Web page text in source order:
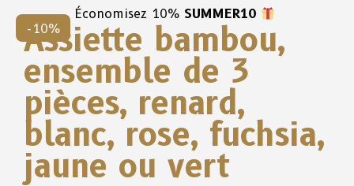
-10%
Économisez 10% SUMMER10
Assiette bambou,
ensemble de 3
pièces, renard,
blanc, rose, fuchsia,
jaune ou vert